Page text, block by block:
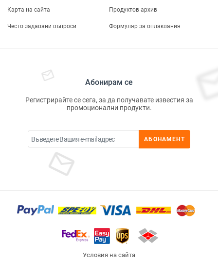
Карта на сайта Продуктов архив
Често задавани въпроси Формуляр за оплаквания
Абонирам се
Регистрирайте се сега, за да получавате известия за
промоционални продукти.
АБОНАМЕНТ
Условия на сайта